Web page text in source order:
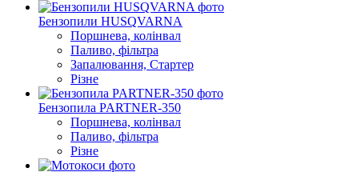
Бензопили HUSQVARNA
Поршнева, колінвал
Паливо, фільтра
Запалювання, Стартер
Різне
Бензопила PARTNER-350
Поршнева, колінвал
Паливо, фільтра
Різне